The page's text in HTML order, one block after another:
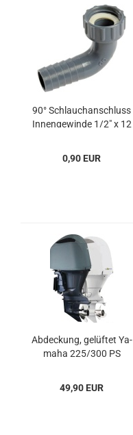
90° Schlauch­an­schluss
In­nen­ge­win­de 1/2" x 12
0,90 EUR
Ab­de­ckung, ge­lüf­tet Ya­
ma­ha 225/300 PS
49,90 EUR